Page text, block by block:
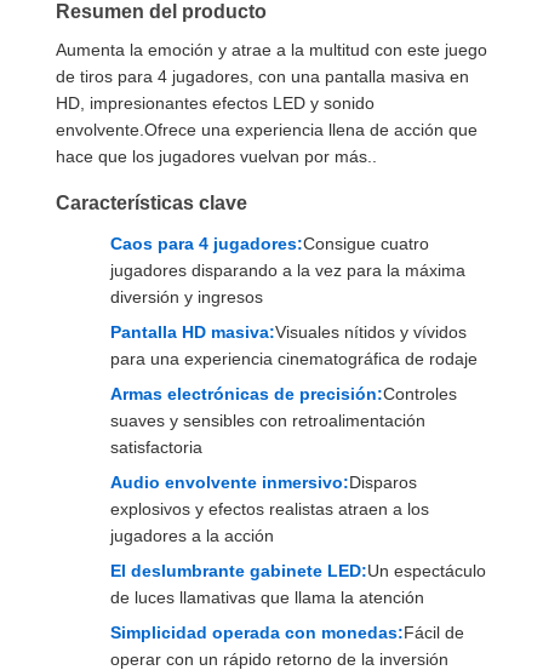
Resumen del producto
Aumenta la emoción y atrae a la multitud con este juego
de tiros para 4 jugadores, con una pantalla masiva en
HD, impresionantes efectos LED y sonido
envolvente.Ofrece una experiencia llena de acción que
hace que los jugadores vuelvan por más..
Características clave
Caos para 4 jugadores:Consigue cuatro
jugadores disparando a la vez para la máxima
diversión y ingresos
Pantalla HD masiva:Visuales nítidos y vívidos
para una experiencia cinematográfica de rodaje
Armas electrónicas de precisión:Controles
suaves y sensibles con retroalimentación
satisfactoria
Audio envolvente inmersivo:Disparos
explosivos y efectos realistas atraen a los
jugadores a la acción
El deslumbrante gabinete LED:Un espectáculo
de luces llamativas que llama la atención
Simplicidad operada con monedas:Fácil de
operar con un rápido retorno de la inversión